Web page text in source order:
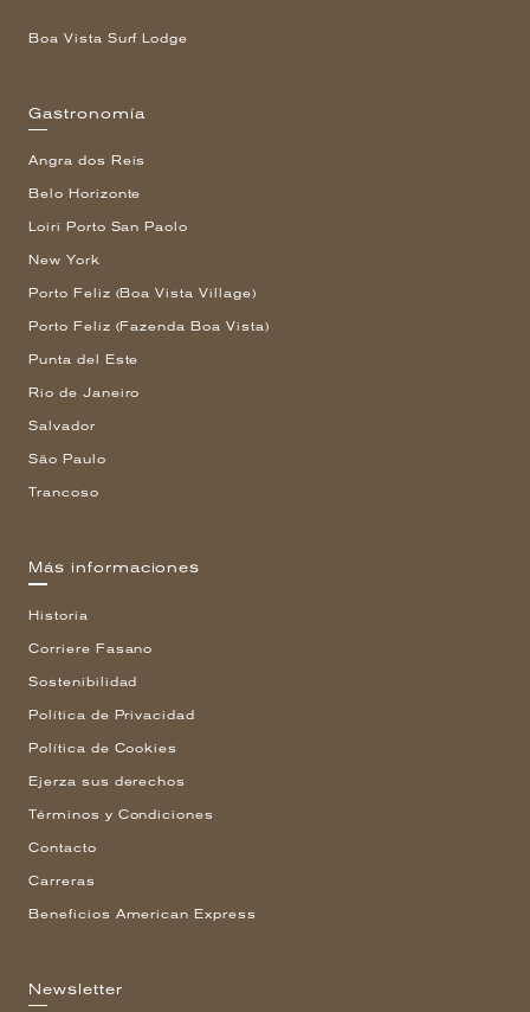
Boa Vista Surf Lodge
Gastronomía
Angra dos Reis
Belo Horizonte
Loiri Porto San Paolo
New York
Porto Feliz (Boa Vista Village)
Porto Feliz (Fazenda Boa Vista)
Punta del Este
Rio de Janeiro
Salvador
São Paulo
Trancoso
Más informaciones
Historia
Corriere Fasano
Sostenibilidad
Política de Privacidad
Política de Cookies
Ejerza sus derechos
Términos y Condiciones
Contacto
Carreras
Beneficios American Express
Newsletter